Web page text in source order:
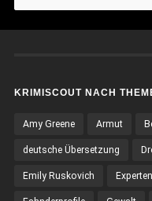
KRIMISCOUT NACH
Amy Greene Armut
deutsche Übersetzung
Emily Ruskovich